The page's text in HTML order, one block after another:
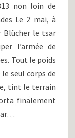
non loin de
Le 2 mai, à
Blücher le tsar
l’armée de
Tout le poids
seul corps de
tint le terrain
finalement